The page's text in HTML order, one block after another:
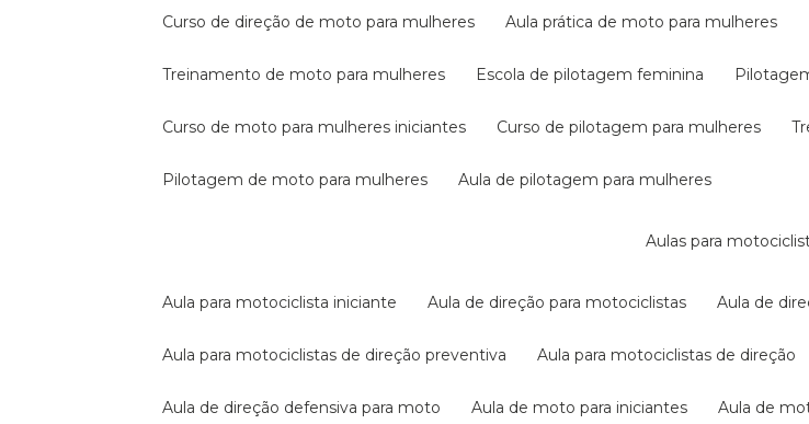
curso de direção de moto para mulheres aula prática de moto para mulheres
treinamento de moto para mulheres escola de pilotagem feminina
curso de moto para mulheres iniciantes curso de pilotagem para mulheres
pilotagem de moto para mulheres aula de pilotagem para mulheres
aulas para
aula para motociclista iniciante aula de direção para motociclistas aula de
aula para motociclistas de direção preventiva aula para motociclistas de direção
aula de direção defensiva para moto aula de moto para iniciantes aula de